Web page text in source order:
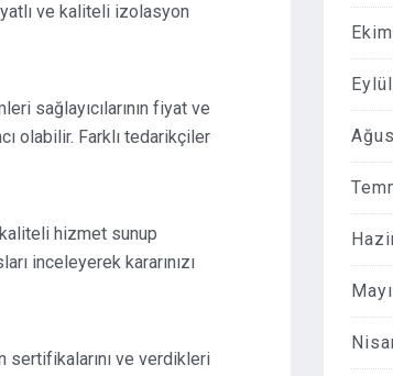
ve kaliteli izolasyon
sağlayıcılarının fiyat ve
olabilir. Farklı tedarikçiler
kaliteli hizmet sunup
inceleyerek kararınızı
sertifikalarını ve verdikleri